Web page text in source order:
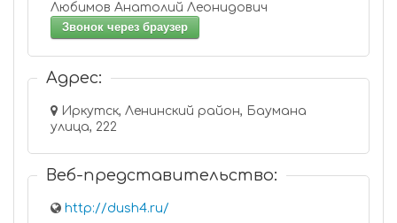
Любимов Анатолий Леонидович
Звонок через браузер
Адрес:
Иркутск, Ленинский район, Баумана
улица, 222
Веб-представительство:
http://dush4.ru/